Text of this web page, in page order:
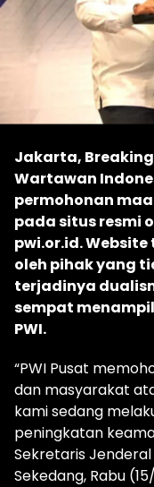
Jakarta, Breaking
Wartawan
permohonan
pada situs resmi
pwi.or.id.
oleh pihak yang
terjadinya
sempat
PWI.
“PWI Pusat
dan masyarakat
kami sedang
peningkatan
Sekretaris Jenderal
Sekedang, Rabu